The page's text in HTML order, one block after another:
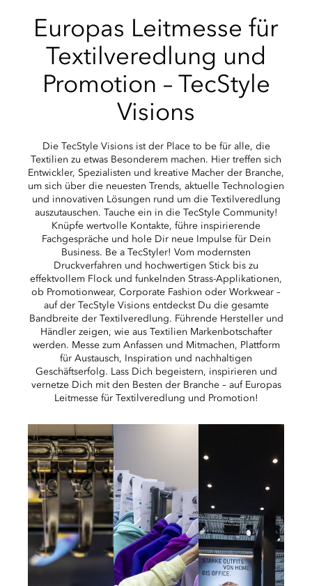
Europas Leitmesse für
Textilveredlung und
Promotion – TecStyle
Visions
Die TecStyle Visions ist der Place to be für alle, die
Textilien zu etwas Besonderem machen. Hier treffen sich
Entwickler, Spezialisten und kreative Macher der Branche,
um sich über die neuesten Trends, aktuelle Technologien
und innovativen Lösungen rund um die Textilveredlung
auszutauschen. Tauche ein in die TecStyle Community!
Knüpfe wertvolle Kontakte, führe inspirierende
Fachgespräche und hole Dir neue Impulse für Dein
Business. Be a TecStyler! Vom modernsten
Druckverfahren und hochwertigen Stick bis zu
effektvollem Flock und funkelnden Strass-Applikationen,
ob Promotionwear, Corporate Fashion oder Workwear –
auf der TecStyle Visions entdeckst Du die gesamte
Bandbreite der Textilveredlung. Führende Hersteller und
Händler zeigen, wie aus Textilien Markenbotschafter
werden. Messe zum Anfassen und Mitmachen, Plattform
für Austausch, Inspiration und nachhaltigen
Geschäftserfolg. Lass Dich begeistern, inspirieren und
vernetze Dich mit den Besten der Branche – auf Europas
Leitmesse für Textilveredlung und Promotion!